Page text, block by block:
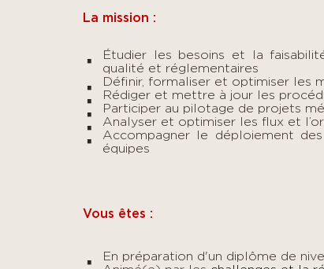
La mission :
Étudier les besoins et la
qualité et réglementaires
Définir, formaliser et optimiser les
Rédiger et mettre à jour les
Participer au pilotage de projets
Analyser et optimiser les flux et
Accompagner le déploiement
équipes
Vous êtes :
En préparation d'un diplôme de